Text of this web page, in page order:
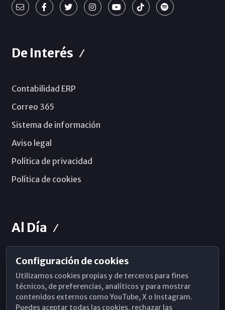
De Interés
Contabilidad ERP
Correo 365
Sistema de información
Aviso legal
Política de privacidad
Política de cookies
Al Día
Horarios de Misa
Hemeroteca
WhatsApp
Configuración de cookies
Utilizamos cookies propias y de terceros para fines
técnicos, de preferencias, analíticos y para mostrar
contenidos externos como YouTube, X o Instagram.
Puedes aceptar todas las cookies, rechazar las